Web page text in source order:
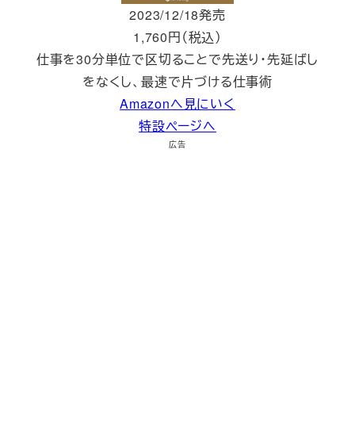
2023/12/18発売
1,760円（税込）
仕事を30分単位で区切ることで先送り・先延ばし
をなくし、最速で片づける仕事術
Amazonへ見にいく
特設ページへ
広告